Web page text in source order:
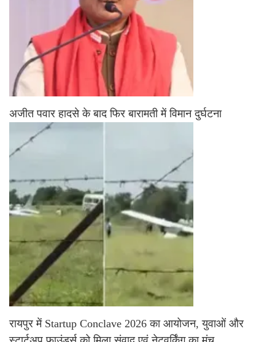
अजीत पवार हादसे के बाद फिर बारामती में विमान दुर्घटना
रायपुर में Startup Conclave 2026 का आयोजन, युवाओं और